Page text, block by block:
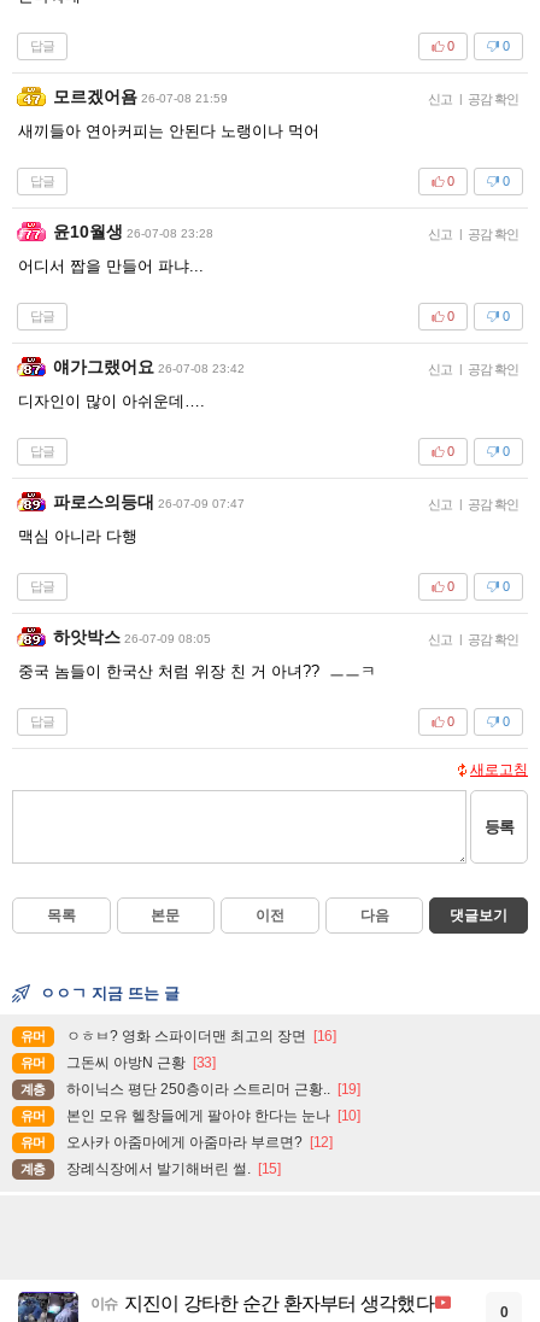
답글 0
0
모르겠어욤 26-07-08 21:59 신고 | 공감 확인
새끼들아 연아커피는 안된다 노랭이나 먹어
답글 0
0
윤10월생 26-07-08 23:28 신고 | 공감 확인
어디서 짭을 만들어 파냐...
답글 0
0
얘가그랬어요 26-07-08 23:42 신고 | 공감 확인
디자인이 많이 아쉬운데….
답글 0
0
파로스의등대 26-07-09 07:47 신고 | 공감 확인
맥심 아니라 다행
답글 0
0
하앗박스 26-07-09 08:05 신고 | 공감 확인
중국 놈들이 한국산 처럼 위장 친 거 아녀?? ㅡㅡㅋ
답글 0
0
새로고침
등록
목록 본문 이전 다음 댓글보기
ㅇㅇㄱ 지금 뜨는 글
유머 ㅇㅎㅂ? 영화 스파이더맨 최고의 장면 [16]
유머 그돈씨 아방N 근황 [33]
계층 하이닉스 평단 250층이라 스트리머 근황.. [19]
유머 본인 모유 헬창들에게 팔아야 한다는 눈나 [10]
유머 오사카 아줌마에게 아줌마라 부르면? [12]
계층 장례식장에서 발기해버린 썰. [15]
이슈 지진이 강타한 순간 환자부터 생각했다 0